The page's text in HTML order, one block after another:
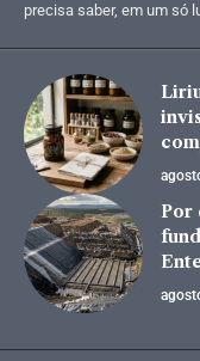
precisa saber, em um só
Por